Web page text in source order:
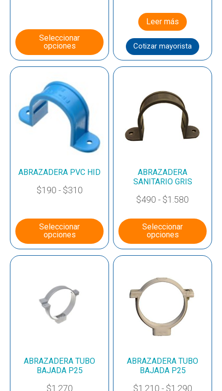
Seleccionar
opciones
Leer más
Cotizar mayorista
ABRAZADERA PVC HID
$190 - $310
Seleccionar
opciones
ABRAZADERA
SANITARIO GRIS
$490 - $1.580
Seleccionar
opciones
ABRAZADERA TUBO
BAJADA P25
$1.270
ABRAZADERA TUBO
BAJADA P25
$1.210 - $1.290